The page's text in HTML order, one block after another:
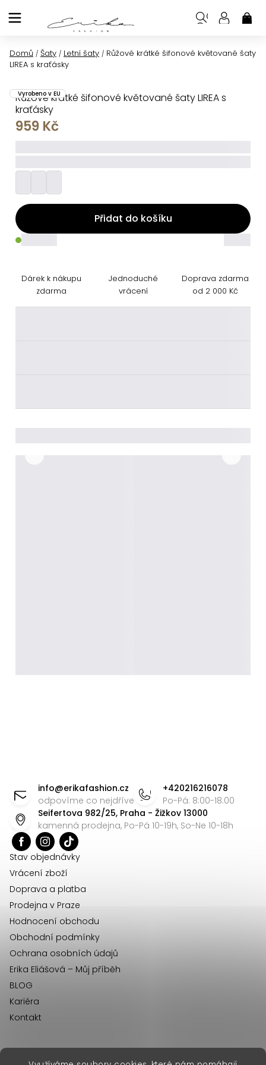
na
Domů / Šaty / Letní šaty / Růžové krátké šifonové květované šaty
LIREA s kraťásky
Růžové krátké šifonové květované šaty LIREA s
kraťásky
Vyrobeno v EU
959 Kč
Přidat do košíku
Dárek k nákupu
zdarma
Jednoduché
vrácení
Doprava zdarma
od 2 000 Kč
info@erikafashion.cz
odpovíme co nejdříve
+420216216078
Po-Pá: 8:00-18:00
Seifertova 982/25, Praha - Žižkov 13000
kamenná prodejna, Po-Pá 10-19h, So-Ne 10-18h
Stav objednávky
Vrácení zboží
Doprava a platba
Prodejna v Praze
Hodnocení obchodu
Obchodní podmínky
Ochrana osobních údajů
Erika Eliášová – Můj příběh
BLOG
Kariéra
Kontakt